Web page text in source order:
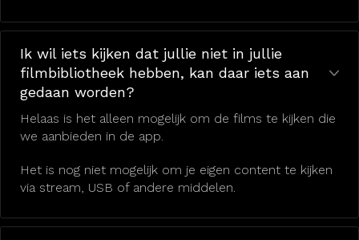
Ik wil iets kijken dat jullie niet in jullie
filmbibliotheek hebben, kan daar iets aan
gedaan worden?
Helaas is het alleen mogelijk om de films te kijken die
we aanbieden in de app.
Het is nog niet mogelijk om je eigen content te kijken
via stream, USB of andere middelen.